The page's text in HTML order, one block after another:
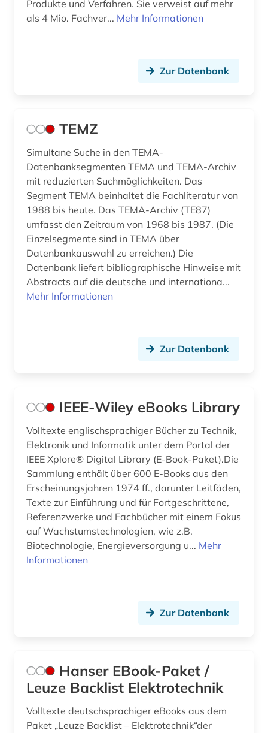
Produkte und Verfahren. Sie verweist auf mehr
als 4 Mio. Fachver... Mehr Informationen
Zur Datenbank
TEMZ
Simultane Suche in den TEMA-
Datenbanksegmenten TEMA und TEMA-Archiv
mit reduzierten Suchmöglichkeiten. Das
Segment TEMA beinhaltet die Fachliteratur von
1988 bis heute. Das TEMA-Archiv (TE87)
umfasst den Zeitraum von 1968 bis 1987. (Die
Einzelsegmente sind in TEMA über
Datenbankauswahl zu erreichen.) Die
Datenbank liefert bibliographische Hinweise mit
Abstracts auf die deutsche und internationa...
Mehr Informationen
Zur Datenbank
IEEE-Wiley eBooks Library
Volltexte englischsprachiger Bücher zu Technik,
Elektronik und Informatik unter dem Portal der
IEEE Xplore® Digital Library (E-Book-Paket).Die
Sammlung enthält über 600 E-Books aus den
Erscheinungsjahren 1974 ff., darunter Leitfäden,
Texte zur Einführung und für Fortgeschrittene,
Referenzwerke und Fachbücher mit einem Fokus
auf Wachstumstechnologien, wie z.B.
Biotechnologie, Energieversorgung u... Mehr
Informationen
Zur Datenbank
Hanser EBook-Paket /
Leuze Backlist Elektrotechnik
Volltexte deutschsprachiger eBooks aus dem
Paket „Leuze Backlist – Elektrotechnik“der